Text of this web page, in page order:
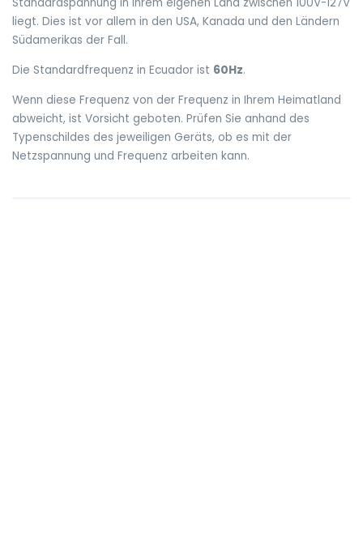
Standardspannung in Ihrem eigenen Land zwischen 100V-127V
liegt. Dies ist vor allem in den USA, Kanada und den Ländern
Südamerikas der Fall.
Die Standardfrequenz in Ecuador ist 60Hz.
Wenn diese Frequenz von der Frequenz in Ihrem Heimatland
abweicht, ist Vorsicht geboten. Prüfen Sie anhand des
Typenschildes des jeweiligen Geräts, ob es mit der
Netzspannung und Frequenz arbeiten kann.